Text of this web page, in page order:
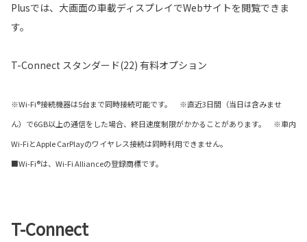
Plusでは、大画面の車載ディスプレイでWebサイトを閲覧できま
す。
T-Connect スタンダード(22) 有料オプション
※Wi-Fi®接続機器は5台まで同時接続可能です。 ※直近3日間（当日は含みませ
ん）で6GB以上の通信をした場合、終日速度制限がかかることがあります。 ※車内
Wi-FiとApple CarPlayのワイヤレス接続は同時利用できません。
■Wi-Fi®は、Wi-Fi Allianceの登録商標です。
T-Connect